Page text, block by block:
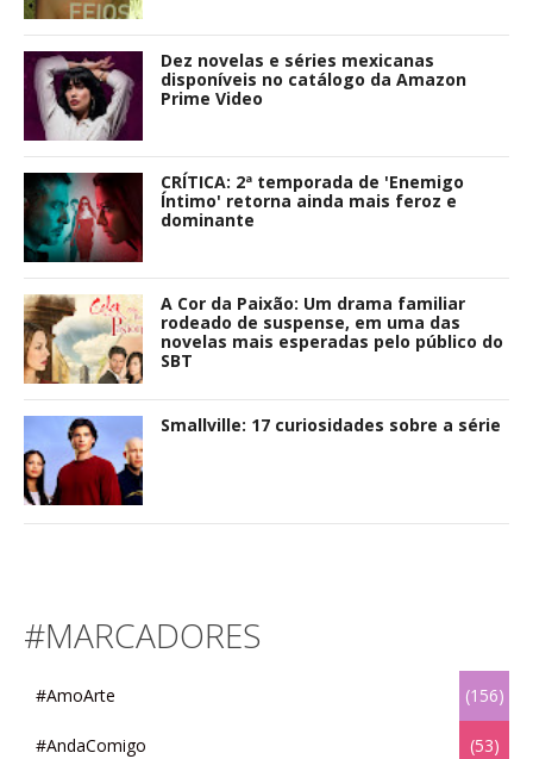
Dez novelas e séries mexicanas
disponíveis no catálogo da Amazon
Prime Video
CRÍTICA: 2ª temporada de 'Enemigo
Íntimo' retorna ainda mais feroz e
dominante
A Cor da Paixão: Um drama familiar
rodeado de suspense, em uma das
novelas mais esperadas pelo público do
SBT
Smallville: 17 curiosidades sobre a série
#MARCADORES
#AmoArte (156)
#AndaComigo (53)